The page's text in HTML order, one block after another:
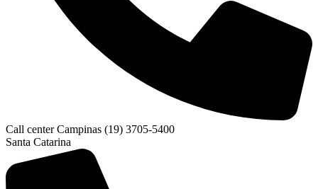
Call center Campinas (19) 3705-5400
Santa Catarina